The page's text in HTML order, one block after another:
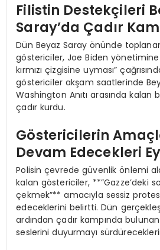
Filistin Destekçileri
Saray’da Çadır
Dün Beyaz Saray önünde
göstericiler, Joe Biden yönetimine
kırmızı çizgisine uyması”
göstericiler akşam saatlerinde
Washington Anıtı arasında kalan
çadır kurdu.
Göstericilerin
Devam Edecekleri
Polisin çevrede güvenlik önlemi
kalan göstericiler, **”Gazze’deki
çekmek”** amacıyla sessiz
edeceklerini belirtti. Dün
ardından çadır kampında
seslerini duyurmayı